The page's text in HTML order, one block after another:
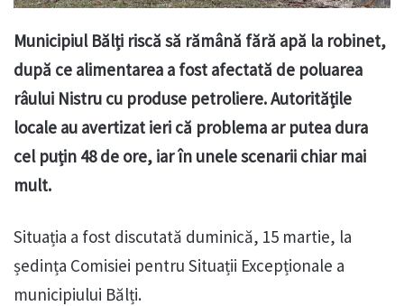
Municipiul Bălți riscă să rămână fără apă la robinet,
după ce alimentarea a fost afectată de poluarea
râului Nistru cu produse petroliere. Autoritățile
locale au avertizat ieri că problema ar putea dura
cel puțin 48 de ore, iar în unele scenarii chiar mai
mult.
Situația a fost discutată duminică, 15 martie, la
ședința Comisiei pentru Situații Excepționale a
municipiului Bălți.